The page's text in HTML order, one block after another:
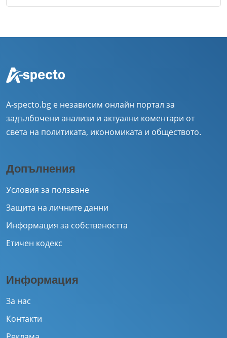
A-specto.bg е независим онлайн портал за
задълбочени анализи и актуални коментари от
света на политиката, икономиката и обществото.
Допълнения
Условия за ползване
Защита на личните данни
Информация за собствеността
Етичен кодекс
Информация
За нас
Контакти